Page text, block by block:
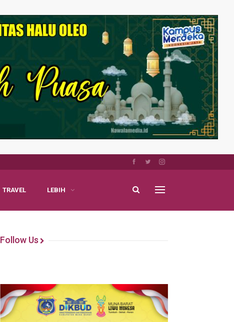
TRAVEL LEBIH
Follow Us